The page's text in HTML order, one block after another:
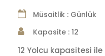
Müsaitlik : Günlük
Kapasite : 12
12 Yolcu kapasitesi